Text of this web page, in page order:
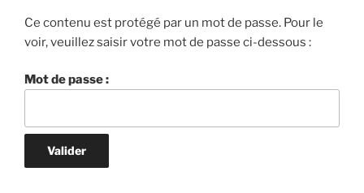
Ce contenu est protégé par un mot de passe. Pour le
voir, veuillez saisir votre mot de passe ci-dessous :
Mot de passe :